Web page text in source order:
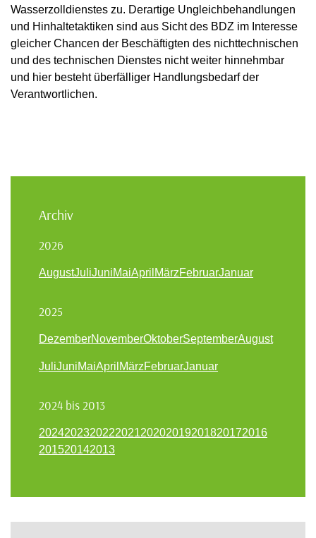
Wasserzolldienstes zu. Derartige Ungleichbehandlungen
und Hinhaltetaktiken sind aus Sicht des BDZ im Interesse
gleicher Chancen der Beschäftigten des nichttechnischen
und des technischen Dienstes nicht weiter hinnehmbar
und hier besteht überfälliger Handlungsbedarf der
Verantwortlichen.
Archiv
2026
AugustJuliJuniMaiApril MärzFebruarJanuar
2025
DezemberNovemberOktoberSeptemberAugust
JuliJuniMaiApril MärzFebruarJanuar
2024 bis 2013
202420232022202120202019201820172016
201520142013